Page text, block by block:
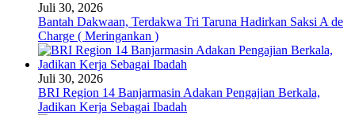
Juli 30, 2026
Bantah Dakwaan, Terdakwa Tri Taruna Hadirkan Saksi A de
Charge ( Meringankan )
Juli 30, 2026
BRI Region 14 Banjarmasin Adakan Pengajian Berkala,
Jadikan Kerja Sebagai Ibadah